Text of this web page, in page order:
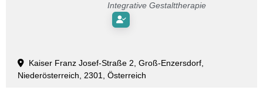
Integrative Gestalttherapie
Kaiser Franz Josef-Straße 2, Groß-Enzersdorf,
Niederösterreich, 2301, Österreich